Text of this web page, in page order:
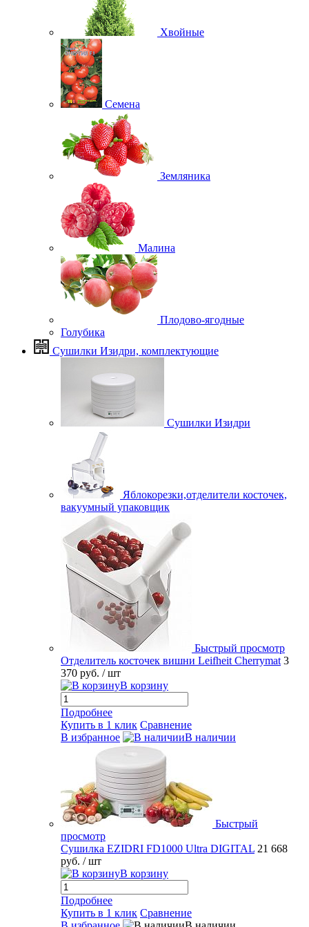
Хвойные
Семена
Земляника
Малина
Плодово-ягодные
Голубика
Сушилки Изидри, комплектующие
Сушилки Изидри
Яблокорезки,отделители косточек,
вакуумный упаковщик
Быстрый просмотр
Отделитель косточек вишни Leifheit Cherrymat 3
370 руб. / шт
В корзину
Подробнее
Купить в 1 клик Сравнение
В избранное
В наличии
Быстрый
просмотр
Сушилка EZIDRI FD1000 Ultra DIGITAL 21 668
руб. / шт
В корзину
Подробнее
Купить в 1 клик Сравнение